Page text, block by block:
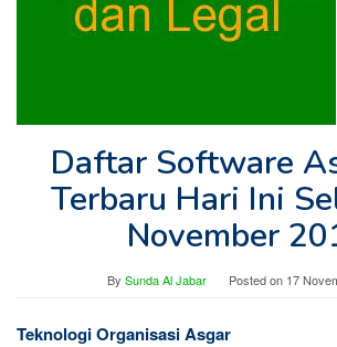
Daftar Software
Terbaru Hari Ini
November
By Sunda Al Jabar Posted on 17
Teknologi Organisasi Asgar